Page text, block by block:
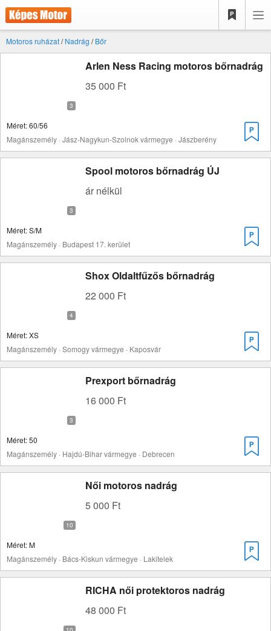
Motoros ruházat/Nadrág /Bőr
Arlen Ness Racing motoros bőrnadrág
35 000 Ft
Méret: 60/56
Magánszemély · Jász-Nagykun-Szolnok vármegye · Jászberény
Spool motoros bőrnadrág ÚJ
ár nélkül
Méret: S/M
Magánszemély · Budapest 17. kerület
Shox Oldaltfűzős bőrnadrág
22 000 Ft
Méret: XS
Magánszemély · Somogy vármegye · Kaposvár
Prexport bőrnadrág
16 000 Ft
Méret: 50
Magánszemély · Hajdú-Bihar vármegye · Debrecen
Női motoros nadrág
5 000 Ft
Méret: M
Magánszemély · Bács-Kiskun vármegye · Lakitelek
RICHA női protektoros nadrág
48 000 Ft